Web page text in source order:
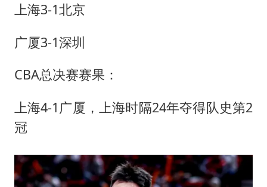
上海3-1北京
广厦3-1深圳
CBA总决赛赛果：
上海4-1广厦，上海时隔24年夺得队史第2
冠